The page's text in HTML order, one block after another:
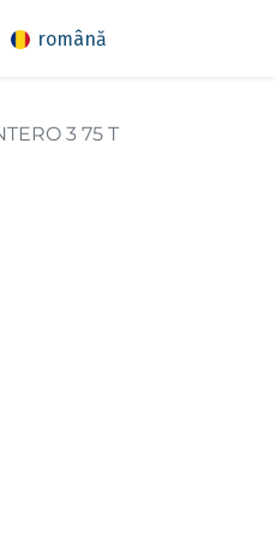
română
3 75 T